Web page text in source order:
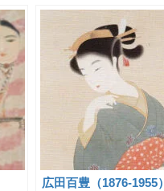
広田百豊（1876-1955）